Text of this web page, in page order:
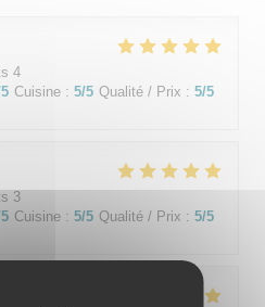
4
Cuisine : 5/5 Qualité / Prix : 5/5
3
Cuisine : 5/5 Qualité / Prix : 5/5